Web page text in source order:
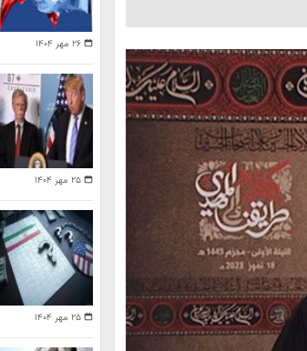
۲۶ مهر ۱۴۰۴
۲۵ مهر ۱۴۰۴
۲۵ مهر ۱۴۰۴